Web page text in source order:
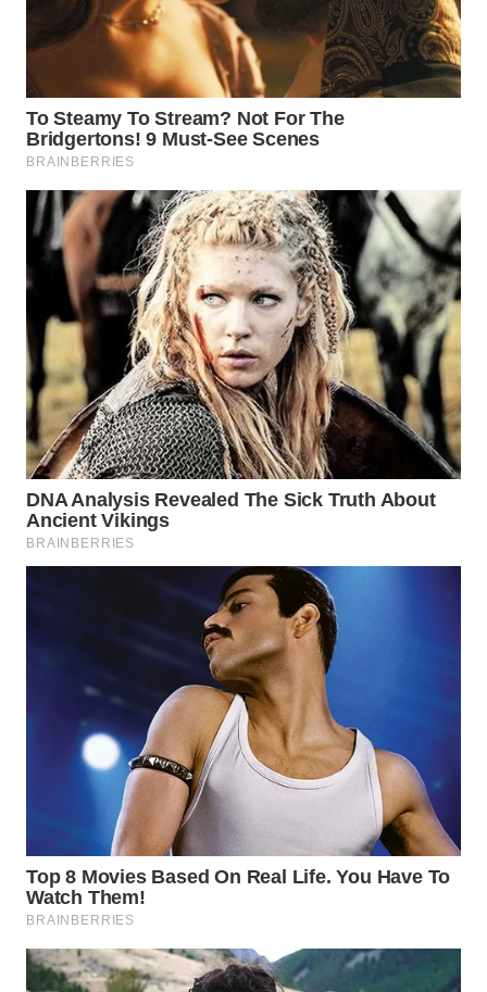
WN
TAPANULI
WN
TANJUNG
LESUNG
WN
KARO
WN
SIMALUNGUN
WN
LABUHANBATU
WN
TAPANULI
TENGAH
WN DELI
TINGGI
WN
PAKPAK
KARAWANG
WN
BEKASI
WN